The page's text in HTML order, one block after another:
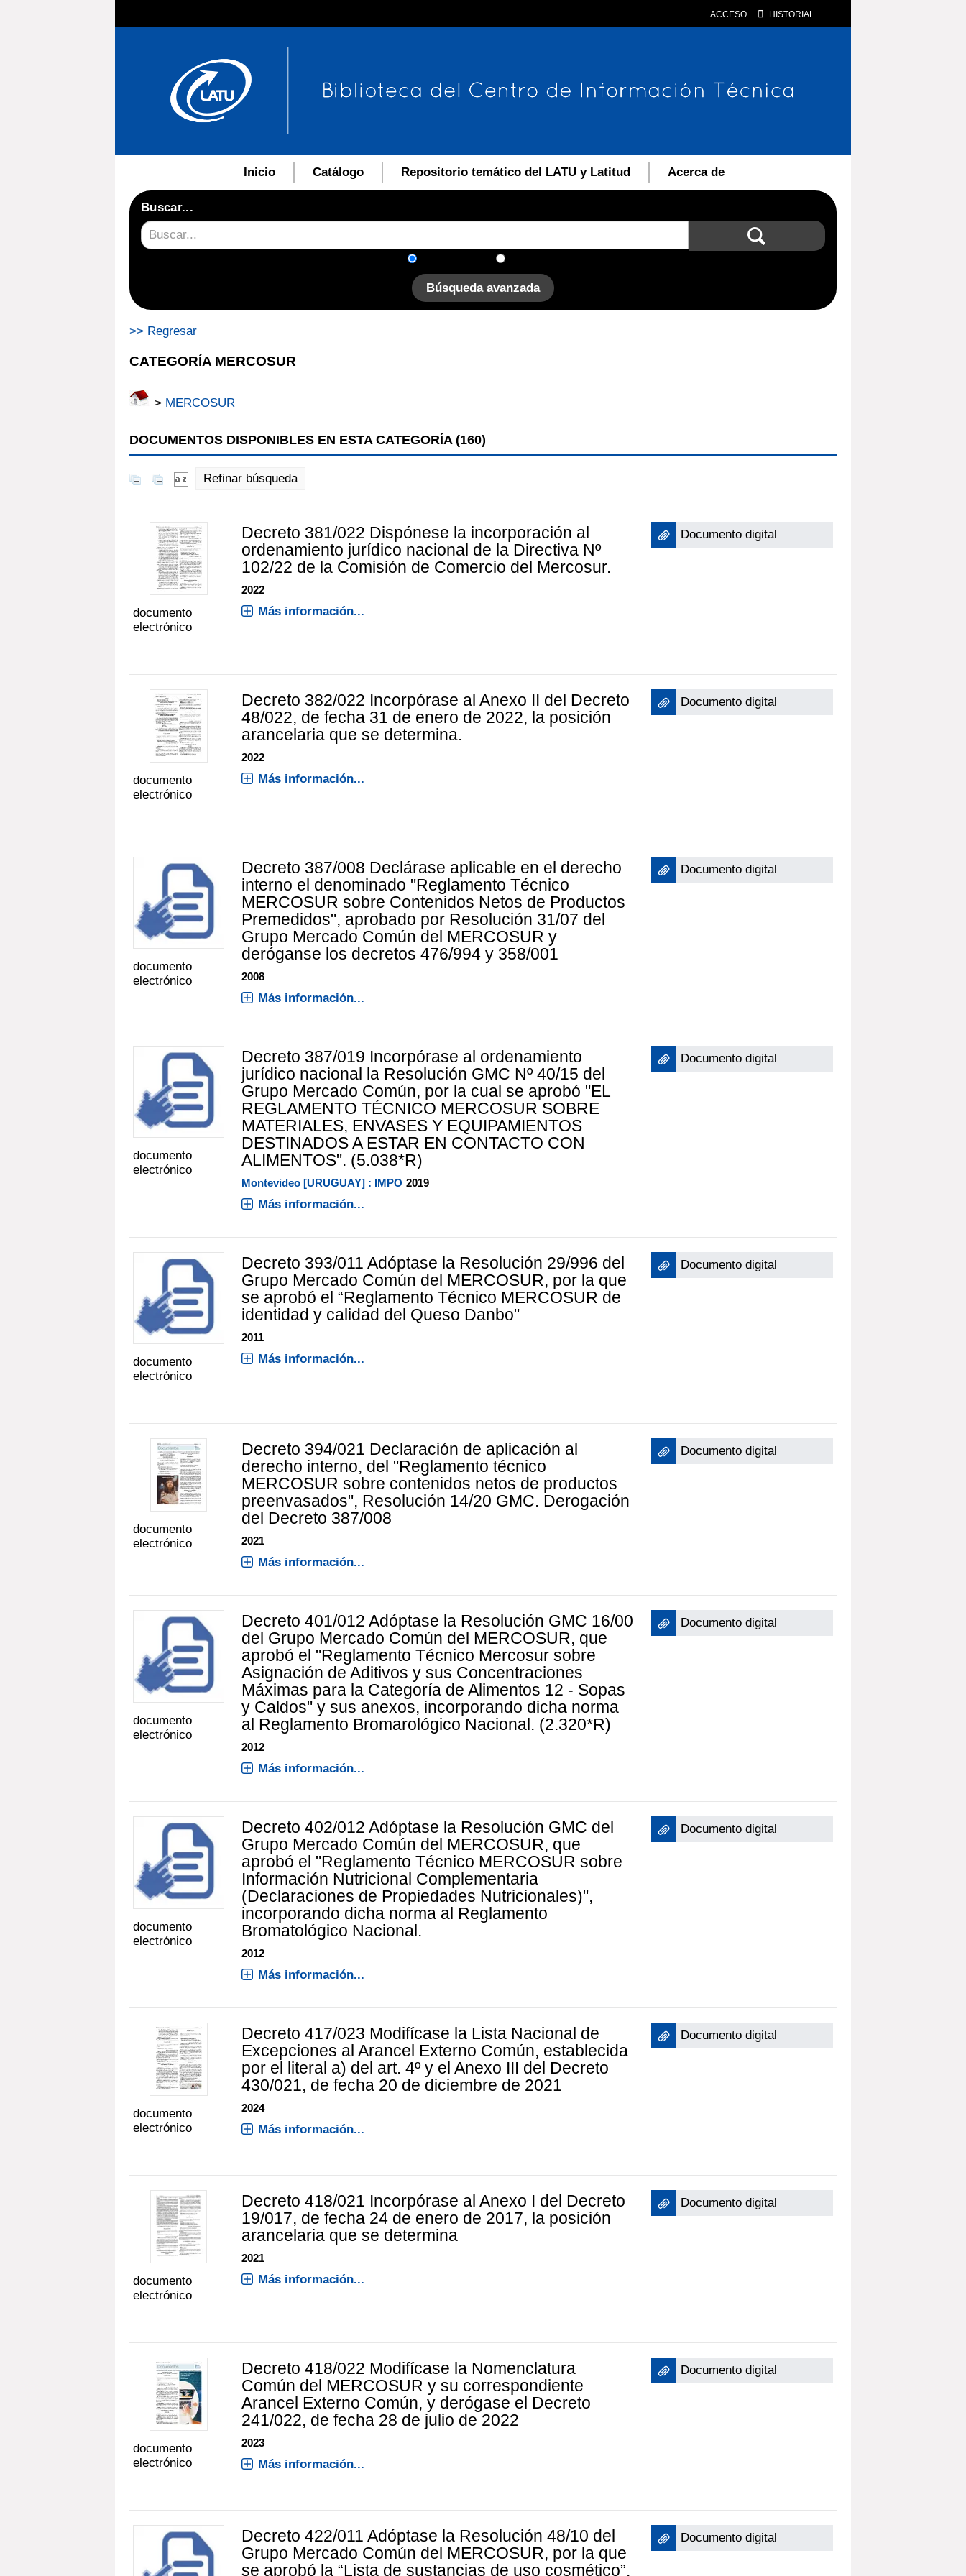
ACCESO HISTORIAL
Inicio Catálogo Repositorio temático del LATU y Latitud Acerca de
Buscar...
Búsqueda avanzada
>> Regresar
CATEGORÍA MERCOSUR
> MERCOSUR
DOCUMENTOS DISPONIBLES EN ESTA CATEGORÍA (160)
Refinar búsqueda
documento
electrónico
Decreto 381/022 Dispónese la incorporación al
ordenamiento jurídico nacional de la Directiva Nº
102/22 de la Comisión de Comercio del Mercosur.
2022
Más información...
Documento digital
documento
electrónico
Decreto 382/022 Incorpórase al Anexo II del Decreto
48/022, de fecha 31 de enero de 2022, la posición
arancelaria que se determina.
2022
Más información...
Documento digital
documento
electrónico
Decreto 387/008 Declárase aplicable en el derecho
interno el denominado "Reglamento Técnico
MERCOSUR sobre Contenidos Netos de Productos
Premedidos", aprobado por Resolución 31/07 del
Grupo Mercado Común del MERCOSUR y
deróganse los decretos 476/994 y 358/001
2008
Más información...
Documento digital
documento
electrónico
Decreto 387/019 Incorpórase al ordenamiento
jurídico nacional la Resolución GMC Nº 40/15 del
Grupo Mercado Común, por la cual se aprobó "EL
REGLAMENTO TÉCNICO MERCOSUR SOBRE
MATERIALES, ENVASES Y EQUIPAMIENTOS
DESTINADOS A ESTAR EN CONTACTO CON
ALIMENTOS". (5.038*R)
Montevideo [URUGUAY] : IMPO 2019
Más información...
Documento digital
documento
electrónico
Decreto 393/011 Adóptase la Resolución 29/996 del
Grupo Mercado Común del MERCOSUR, por la que
se aprobó el “Reglamento Técnico MERCOSUR de
identidad y calidad del Queso Danbo"
2011
Más información...
Documento digital
documento
electrónico
Decreto 394/021 Declaración de aplicación al
derecho interno, del "Reglamento técnico
MERCOSUR sobre contenidos netos de productos
preenvasados", Resolución 14/20 GMC. Derogación
del Decreto 387/008
2021
Más información...
Documento digital
documento
electrónico
Decreto 401/012 Adóptase la Resolución GMC 16/00
del Grupo Mercado Común del MERCOSUR, que
aprobó el "Reglamento Técnico Mercosur sobre
Asignación de Aditivos y sus Concentraciones
Máximas para la Categoría de Alimentos 12 - Sopas
y Caldos" y sus anexos, incorporando dicha norma
al Reglamento Bromarológico Nacional. (2.320*R)
2012
Más información...
Documento digital
documento
electrónico
Decreto 402/012 Adóptase la Resolución GMC del
Grupo Mercado Común del MERCOSUR, que
aprobó el "Reglamento Técnico MERCOSUR sobre
Información Nutricional Complementaria
(Declaraciones de Propiedades Nutricionales)",
incorporando dicha norma al Reglamento
Bromatológico Nacional.
2012
Más información...
Documento digital
documento
electrónico
Decreto 417/023 Modifícase la Lista Nacional de
Excepciones al Arancel Externo Común, establecida
por el literal a) del art. 4º y el Anexo III del Decreto
430/021, de fecha 20 de diciembre de 2021
2024
Más información...
Documento digital
documento
electrónico
Decreto 418/021 Incorpórase al Anexo I del Decreto
19/017, de fecha 24 de enero de 2017, la posición
arancelaria que se determina
2021
Más información...
Documento digital
documento
electrónico
Decreto 418/022 Modifícase la Nomenclatura
Común del MERCOSUR y su correspondiente
Arancel Externo Común, y derógase el Decreto
241/022, de fecha 28 de julio de 2022
2023
Más información...
Documento digital
Decreto 422/011 Adóptase la Resolución 48/10 del
Grupo Mercado Común del MERCOSUR, por la que
se aprobó la “Lista de sustancias de uso cosmético”.
Documento digital